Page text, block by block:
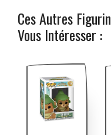
Ces Autres
Vous Intéresser :